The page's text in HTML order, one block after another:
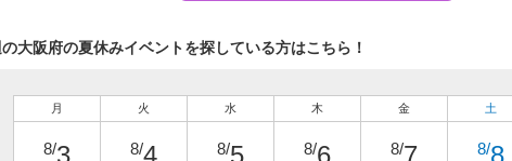
大阪府の夏休みイベントを探している方はこちら！
月
8/
火
8/
水
8/
木
8/
金
8/
土
8/